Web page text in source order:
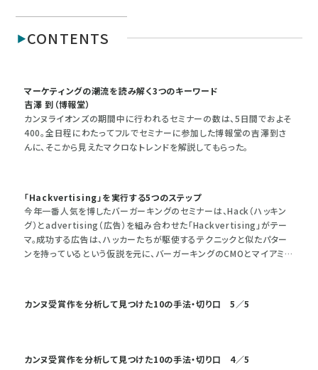
が、カンヌが事例や企画の宝庫であることは間違いない。今年の特集
CONTENTS
マーケティングの潮流を読み解く3つのキーワード
吉澤 到（博報堂）
カンヌライオンズの期間中に行われるセミナーの数は、5日間でおよそ
400。全日程にわたってフルでセミナーに参加した博報堂の吉澤到さ
んに、そこから見えたマクロなトレンドを解説してもらった。
「Hackvertising」を実行する5つのステップ
今年一番人気を博したバーガーキングのセミナーは、Hack（ハッキン
グ）とadvertising（広告）を組み合わせた「Hackvertising」がテー
マ。成功する広告は、ハッカーたちが駆使するテクニックと似たパター
ンを持っているという仮説を元に、バーガーキングのCMOとマイアミに
カンヌ受賞作を分析して見つけた10の手法・切り口 5／5
カンヌ受賞作を分析して見つけた10の手法・切り口 4／5